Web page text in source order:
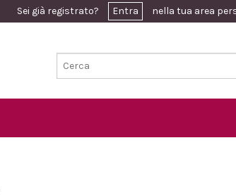
Sei già registrato? Entra nella tua area